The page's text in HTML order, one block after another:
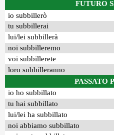
FUTURO
io subbillerò
tu subbillerai
lui/lei subbillerà
noi subbilleremo
voi subbillerete
loro subbilleranno
PASSATO
io ho subbillato
tu hai subbillato
lui/lei ha subbillato
noi abbiamo subbillato